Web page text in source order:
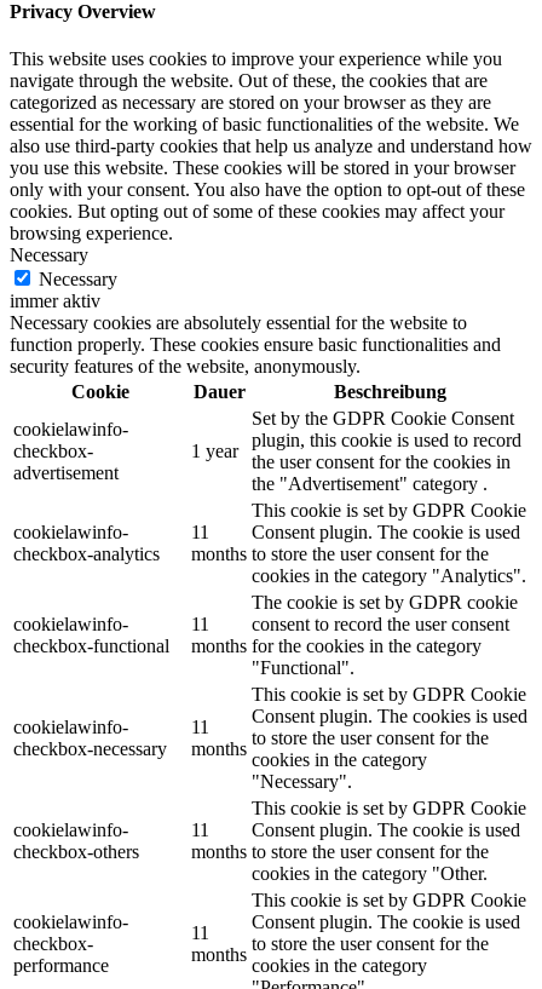
Privacy Overview
This website uses cookies to improve your experience while you
navigate through the website. Out of these, the cookies that are
categorized as necessary are stored on your browser as they are
essential for the working of basic functionalities of the website. We
also use third-party cookies that help us analyze and understand how
you use this website. These cookies will be stored in your browser
only with your consent. You also have the option to opt-out of these
cookies. But opting out of some of these cookies may affect your
browsing experience.
Necessary
Necessary
immer aktiv
Necessary cookies are absolutely essential for the website to
function properly. These cookies ensure basic functionalities and
security features of the website, anonymously.
Cookie
Dauer
Beschreibung
cookielawinfo-
checkbox-
advertisement
1 year
Set by the GDPR Cookie Consent
plugin, this cookie is used to record
the user consent for the cookies in
the "Advertisement" category .
cookielawinfo-
checkbox-analytics
11
months
This cookie is set by GDPR Cookie
Consent plugin. The cookie is used
to store the user consent for the
cookies in the category "Analytics".
cookielawinfo-
checkbox-functional
11
months
The cookie is set by GDPR cookie
consent to record the user consent
for the cookies in the category
"Functional".
cookielawinfo-
checkbox-necessary
11
months
This cookie is set by GDPR Cookie
Consent plugin. The cookies is used
to store the user consent for the
cookies in the category
"Necessary".
cookielawinfo-
checkbox-others
11
months
This cookie is set by GDPR Cookie
Consent plugin. The cookie is used
to store the user consent for the
cookies in the category "Other.
cookielawinfo-
checkbox-
performance
11
months
This cookie is set by GDPR Cookie
Consent plugin. The cookie is used
to store the user consent for the
cookies in the category